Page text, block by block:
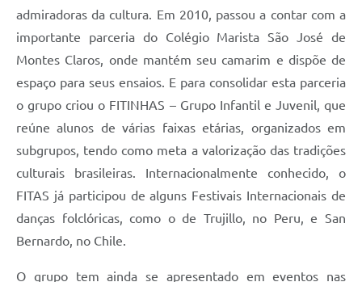
admiradoras da cultura. Em 2010, passou a contar com a
importante parceria do Colégio Marista São José de
Montes Claros, onde mantém seu camarim e dispõe de
espaço para seus ensaios. E para consolidar esta parceria
o grupo criou o FITINHAS – Grupo Infantil e Juvenil, que
reúne alunos de várias faixas etárias, organizados em
subgrupos, tendo como meta a valorização das tradições
culturais brasileiras. Internacionalmente conhecido, o
FITAS já participou de alguns Festivais Internacionais de
danças folclóricas, como o de Trujillo, no Peru, e San
Bernardo, no Chile.
O grupo tem ainda se apresentado em eventos nas